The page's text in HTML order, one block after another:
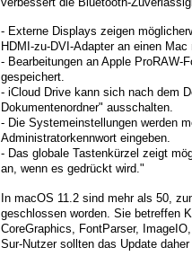
- Externe Displays zeigen
HDMI-zu-DVI-Adapter an einen
- Bearbeitungen an Apple ProRAW-
gespeichert.
- iCloud Drive kann sich nach dem
Dokumentenordner" ausschalten.
- Die Systemeinstellungen werden
Administratorkennwort eingeben.
- Das globale Tastenkürzel zeigt
an, wenn es gedrückt wird."
In macOS 11.2 sind mehr als 50,
geschlossen worden. Sie betreffen
CoreGraphics, FontParser,
Sur-Nutzer sollten das Update